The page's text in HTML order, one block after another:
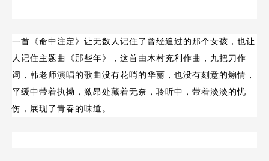
一首《命中注定》让无数人记住了曾经追过的那个女孩，也让
人记住主题曲《那些年》，这首由木村充利作曲，九把刀作
词，韩老师演唱的歌曲没有花哨的华丽，也没有刻意的煽情，
平缓中带着执拗，激昂处藏着无奈，聆听中，带着淡淡的忧
伤，展现了青春的味道。